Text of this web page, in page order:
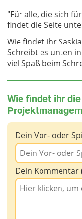
müssen.
Und ich stehe
Beispiel coole
jugend.support
technisch in
Manchmal
Flyer von
verteilen. Dann
und bringe es zur
Also der
eigentlich sehr
können und
Arbeitsbereiche
Arnette:Danke,
in deinen
gegeben hast.
"Für alle, die sich
findet die Seite
Wie findet ihr
Schreibt es unten
viel Spaß beim
Wie findet ihr
Dein Vor- oder
Dein Kommentar